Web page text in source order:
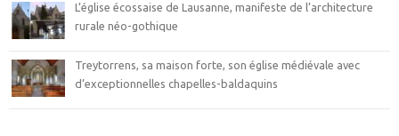
L’église écossaise de Lausanne, manifeste de l’architecture
rurale néo-gothique
Treytorrens, sa maison forte, son église médiévale avec
d’exceptionnelles chapelles-baldaquins